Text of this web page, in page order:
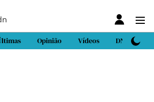
Opinião Vídeos DN Sport